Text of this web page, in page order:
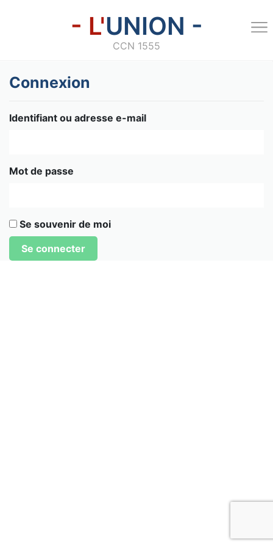
- L'UNION -
CCN 1555
Connexion
Identifiant ou adresse e-mail
Mot de passe
Se souvenir de moi